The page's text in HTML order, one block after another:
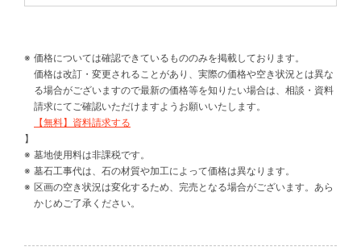
価格については確認できているもののみを掲載しております。
価格は改訂・変更されることがあり、実際の価格や空き状況とは異な
る場合がございますので最新の価格等を知りたい場合は、相談・資料
請求にてご確認いただけますようお願いいたします。
【無料】資料請求する
】
墓地使用料は非課税です。
墓石工事代は、石の材質や加工によって価格は異なります。
区画の空き状況は変化するため、完売となる場合がございます。あら
かじめご了承ください。